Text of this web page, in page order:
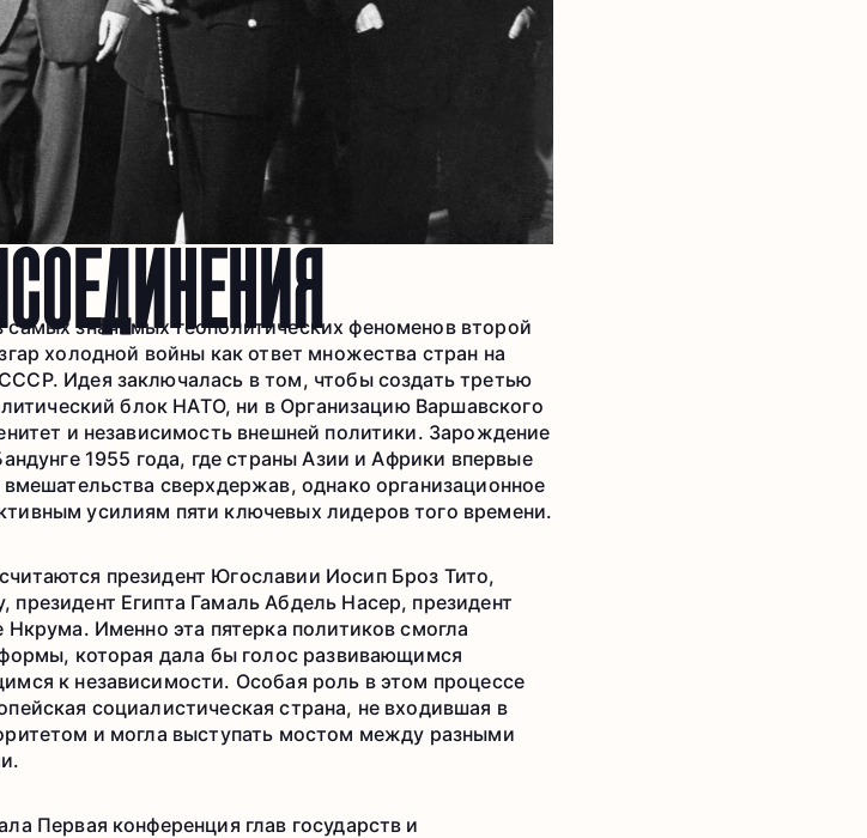
значимых геополитических феноменов второй
холодной войны как ответ множества стран на
Идея заключалась в том, чтобы создать третью
блок НАТО, ни в Организацию Варшавского
и независимость внешней политики. Зарождение
1955 года, где страны Азии и Африки впервые
сверхдержав, однако организационное
усилиям пяти ключевых лидеров того времени.
президент Югославии Иосип Броз Тито,
Египта Гамаль Абдель Насер, президент
Именно эта пятерка политиков смогла
которая дала бы голос развивающимся
к независимости. Особая роль в этом процессе
социалистическая страна, не входившая в
и могла выступать мостом между разными
Первая конференция глав государств и